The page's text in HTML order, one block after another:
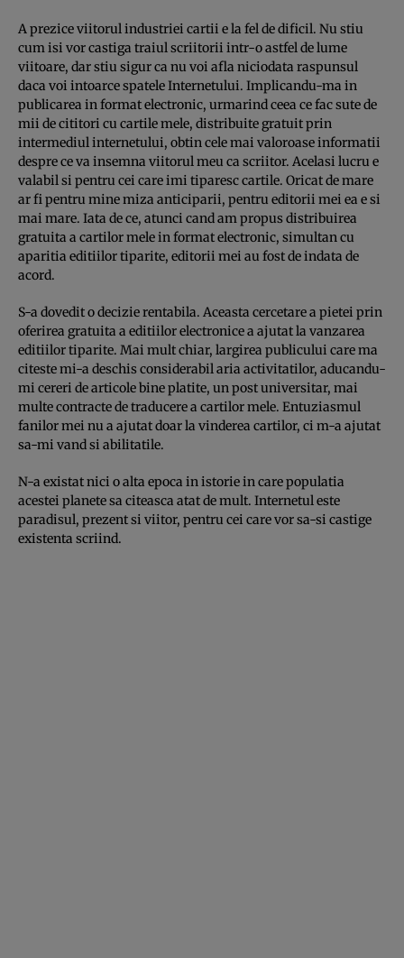
A prezice viitorul industriei cartii e la fel de dificil. Nu stiu
cum isi vor castiga traiul scriitorii intr-o astfel de lume
viitoare, dar stiu sigur ca nu voi afla niciodata raspunsul
daca voi intoarce spatele Internetului. Implicandu-ma in
publicarea in format electronic, urmarind ceea ce fac sute de
mii de cititori cu cartile mele, distribuite gratuit prin
intermediul internetului, obtin cele mai valoroase informatii
despre ce va insemna viitorul meu ca scriitor. Acelasi lucru e
valabil si pentru cei care imi tiparesc cartile. Oricat de mare
ar fi pentru mine miza anticiparii, pentru editorii mei ea e si
mai mare. Iata de ce, atunci cand am propus distribuirea
gratuita a cartilor mele in format electronic, simultan cu
aparitia editiilor tiparite, editorii mei au fost de indata de
acord.
S-a dovedit o decizie rentabila. Aceasta cercetare a pietei prin
oferirea gratuita a editiilor electronice a ajutat la vanzarea
editiilor tiparite. Mai mult chiar, largirea publicului care ma
citeste mi-a deschis considerabil aria activitatilor, aducandu-
mi cereri de articole bine platite, un post universitar, mai
multe contracte de traducere a cartilor mele. Entuziasmul
fanilor mei nu a ajutat doar la vinderea cartilor, ci m-a ajutat
sa-mi vand si abilitatile.
N-a existat nici o alta epoca in istorie in care populatia
acestei planete sa citeasca atat de mult. Internetul este
paradisul, prezent si viitor, pentru cei care vor sa-si castige
existenta scriind.